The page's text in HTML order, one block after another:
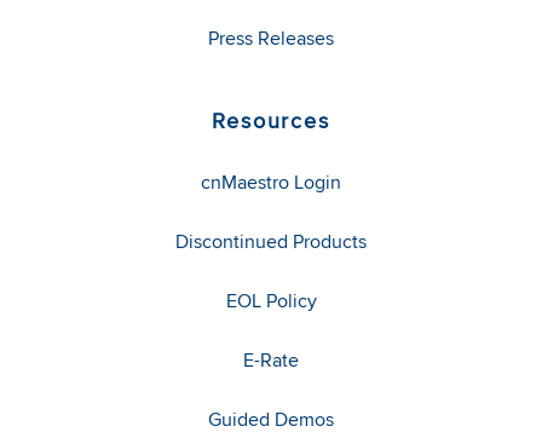
Press Releases
Resources
cnMaestro Login
Discontinued Products
EOL Policy
E-Rate
Guided Demos